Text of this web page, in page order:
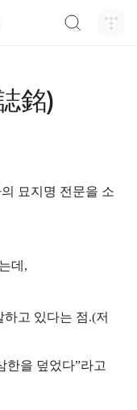
銘)
묘지명 전문을 소
데,
고 있다는 점.(저
한을 덮었다”라고